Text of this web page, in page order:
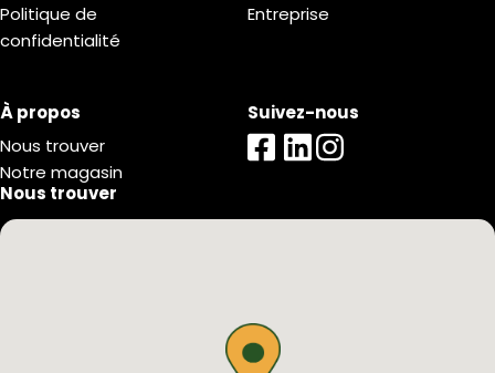
Politique de
confidentialité
Entreprise
À propos
Nous trouver
Notre magasin
Suivez-nous
Nous trouver